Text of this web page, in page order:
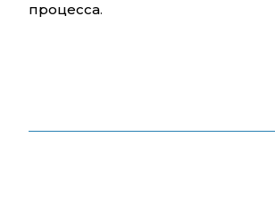
процесса.